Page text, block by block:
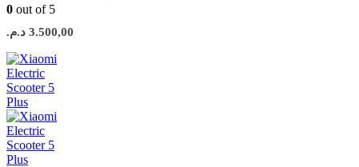
0 out of 5
3.500,00 د.م.